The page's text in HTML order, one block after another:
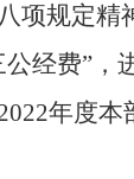
八项规定精
公经费”，
年度本